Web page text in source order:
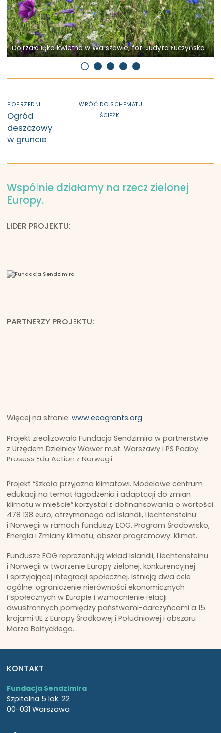
w Warszawie, fot. Judyta Łuczyńska
Wydzielony
fot. Judyta
Nawigacja
POPRZEDNI
Poprzedni:
Ogród
deszczowy
w gruncie
WRÓĆ DO SCHEMATU
ŚCIEŻKI
Wspólnie działamy na rzecz zielonej
Europy.
LIDER PROJEKTU:
PARTNERZY PROJEKTU:
Więcej na stronie:www.eeagrants.org
Projekt zrealizowała Fundacja Sendzimira w partnerstwie
z Urzędem Dzielnicy Wawer m.st. Warszawy i PS Paaby
Prosess Edu Action z Norwegii.
Projekt “Szkoła przyjazna klimatowi. Modelowe centrum
edukacji na temat łagodzenia i adaptacji do zmian
klimatu w mieście” korzystał z dofinansowania o wartości
478 138 euro, otrzymanego od Islandii, Liechtensteinu
i Norwegii w ramach funduszy EOG. Program Środowisko,
Energia i Zmiany Klimatu; obszar programowy: Klimat.
Fundusze EOG reprezentują wkład Islandii, Liechtensteinu
i Norwegii w tworzenie Europy zielonej, konkurencyjnej
i sprzyjającej integracji społecznej. Istnieją dwa cele
ogólne: ograniczenie nierówności ekonomicznych
i społecznych w Europie i wzmocnienie relacji
dwustronnych pomiędzy państwami-darczyńcami a 15
krajami UE z Europy Środkowej i Południowej i obszaru
Morza Bałtyckiego.
KONTAKT
Fundacja Sendzimira
Szpitalna 5 lok. 22
00-031 Warszawa